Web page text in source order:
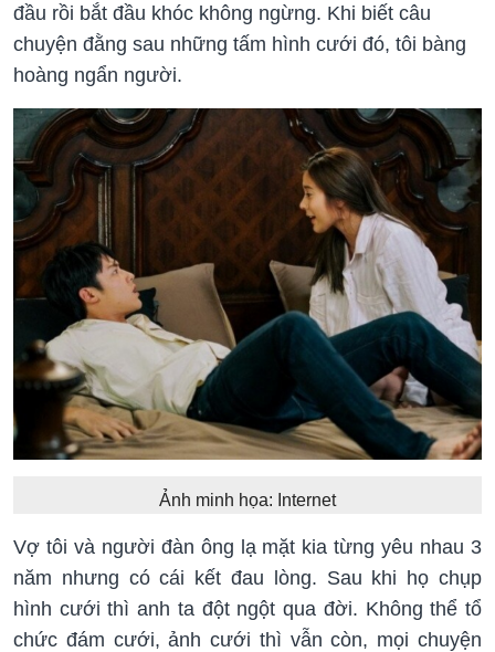
đầu rồi bắt đầu khóc không ngừng. Khi biết câu
chuyện đằng sau những tấm hình cưới đó, tôi bàng
hoàng ngẩn người.
Ảnh minh họa: Internet
Vợ tôi và người đàn ông lạ mặt kia từng yêu nhau 3
năm nhưng có cái kết đau lòng. Sau khi họ chụp
hình cưới thì anh ta đột ngột qua đời. Không thể tổ
chức đám cưới, ảnh cưới thì vẫn còn, mọi chuyện